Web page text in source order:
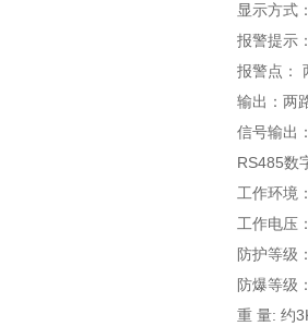
显示方式：
报警提示：
报警点：
输出：两路
信号输出：
RS485数字
工作环境：
工作电压：
防护等级
防爆等级：
重 量: 约